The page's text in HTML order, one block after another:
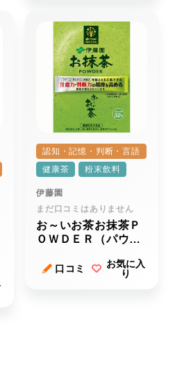
認知・記憶・判断・言語
健康茶
粉末飲料
伊藤園
まだ口コミはありません
お～いお茶お抹茶Ｐ
ＯＷＤＥＲ（パウダ
口コミ
お気に入
り